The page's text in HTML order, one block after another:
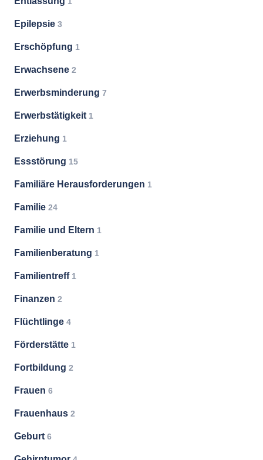
Epilepsie 3
Erschöpfung 1
Erwachsene 2
Erwerbsminderung 7
Erwerbstätigkeit 1
Erziehung 1
Essstörung 15
Familiäre Herausforderungen 1
Familie 24
Familie und Eltern 1
Familienberatung 1
Familientreff 1
Finanzen 2
Flüchtlinge 4
Förderstätte 1
Fortbildung 2
Frauen 6
Frauenhaus 2
Geburt 6